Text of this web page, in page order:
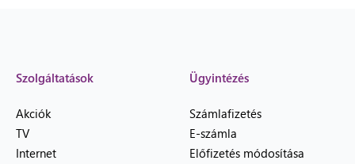
Szolgáltatások
Akciók
TV
Internet
Ügyintézés
Számlafizetés
E-számla
Előfizetés módosítása